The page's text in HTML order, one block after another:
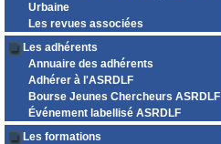
Urbaine
Les revues associées
Les adhérents
Annuaire des adhérents
Adhérer à l'ASRDLF
Bourse Jeunes Chercheurs ASRDLF
Événement labellisé ASRDLF
Les formations